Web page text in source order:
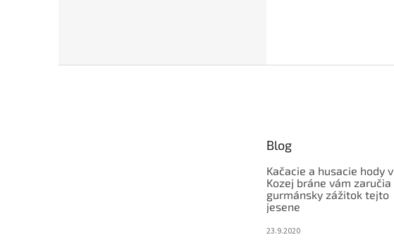
Blog
Kačacie a husacie hody v
Kozej bráne vám zaručia
gurmánsky zážitok tejto
jesene
23.9.2020